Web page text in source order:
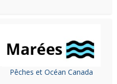
Pêches et Océan Canada